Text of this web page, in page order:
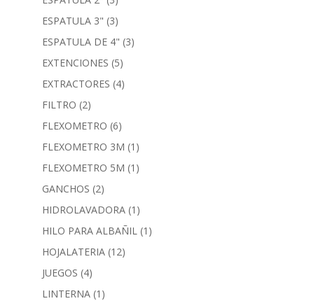
ESPATULA 3" (3)
ESPATULA DE 4" (3)
EXTENCIONES (5)
EXTRACTORES (4)
FILTRO (2)
FLEXOMETRO (6)
FLEXOMETRO 3M (1)
FLEXOMETRO 5M (1)
GANCHOS (2)
HIDROLAVADORA (1)
HILO PARA ALBAÑIL (1)
HOJALATERIA (12)
JUEGOS (4)
LINTERNA (1)